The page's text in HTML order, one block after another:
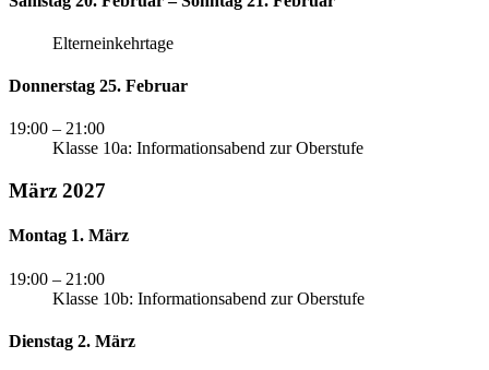
Elterneinkehrtage
Donnerstag 25. Februar
19:00 – 21:00
Klasse 10a: Informationsabend zur Oberstufe
März 2027
Montag 1. März
19:00 – 21:00
Klasse 10b: Informationsabend zur Oberstufe
Dienstag 2. März